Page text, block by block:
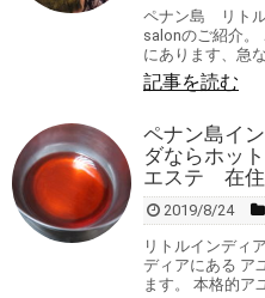
ペナン島 リトル
salonのご紹介。
にあります、急
記事を読む
ペナン島イ
ダならホッ
エステ 在住
2019/8/24
リトルインディ
ディアにある ア
ます。 本格的アユ